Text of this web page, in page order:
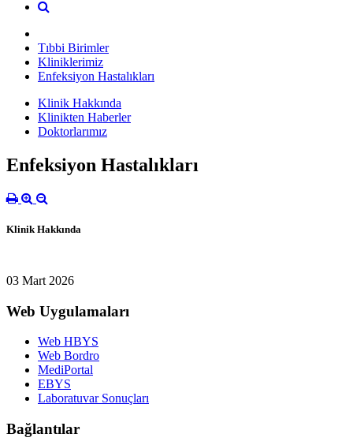
Tıbbi Birimler
Kliniklerimiz
Enfeksiyon Hastalıkları
Klinik Hakkında
Klinikten Haberler
Doktorlarımız
Enfeksiyon Hastalıkları
Klinik Hakkında
03 Mart 2026
Web Uygulamaları
Web HBYS
Web Bordro
MediPortal
EBYS
Laboratuvar Sonuçları
Bağlantılar